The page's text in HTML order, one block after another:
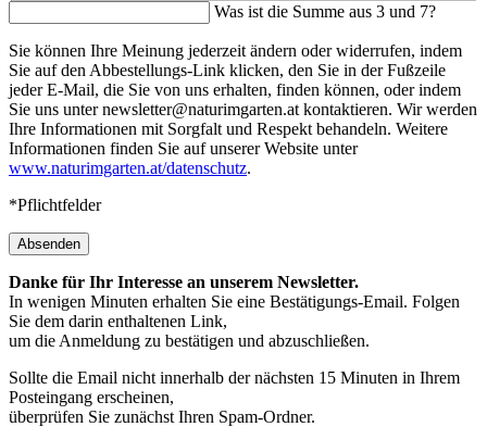
Was ist die Summe aus 3 und 7?
Sie können Ihre Meinung jederzeit ändern oder widerrufen, indem
Sie auf den Abbestellungs-Link klicken, den Sie in der Fußzeile
jeder E-Mail, die Sie von uns erhalten, finden können, oder indem
Sie uns unter newsletter@naturimgarten.at kontaktieren. Wir werden
Ihre Informationen mit Sorgfalt und Respekt behandeln. Weitere
Informationen finden Sie auf unserer Website unter
www.naturimgarten.at/datenschutz.
*Pflichtfelder
Absenden
Danke für Ihr Interesse an unserem Newsletter.
In wenigen Minuten erhalten Sie eine Bestätigungs-Email. Folgen
Sie dem darin enthaltenen Link,
um die Anmeldung zu bestätigen und abzuschließen.
Sollte die Email nicht innerhalb der nächsten 15 Minuten in Ihrem
Posteingang erscheinen,
überprüfen Sie zunächst Ihren Spam-Ordner.